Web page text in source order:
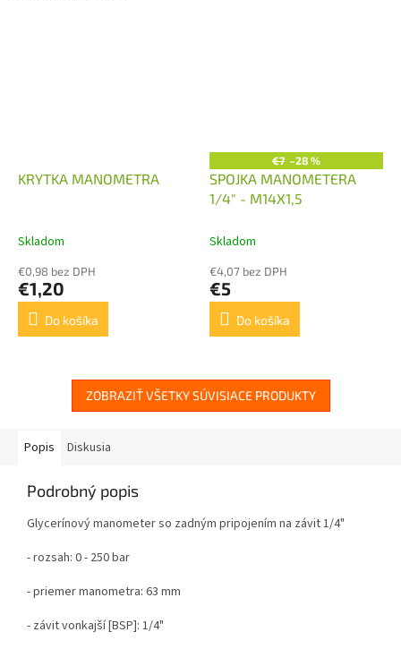
KRYTKA MANOMETRA
Skladom
€0,98 bez DPH
€1,20
Do košíka
€7 –28 %
SPOJKA MANOMETERA
1/4" - M14X1,5
Skladom
€4,07 bez DPH
€5
Do košíka
ZOBRAZIŤ VŠETKY SÚVISIACE PRODUKTY
Popis Diskusia
Podrobný popis
Glycerínový manometer so zadným pripojením na závit 1/4"
- rozsah: 0 - 250 bar
- priemer manometra: 63 mm
- závit vonkajší [BSP]: 1/4"